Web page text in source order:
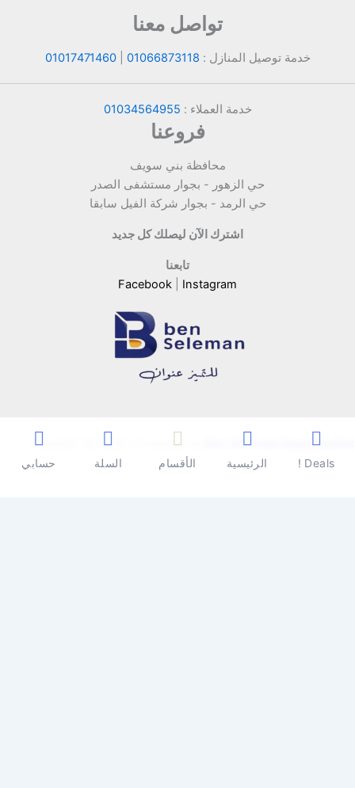
تواصل معنا
خدمة توصيل المنازل : 01066873118
|
01017471460
خدمة العملاء : 01034564955
فروعنا
محافظة بني سويف
حي الزهور - بجوار مستشفى الصدر
حي الرمد - بجوار شركة الفيل سابقا
اشترك الآن ليصلك كل جديد
تابعنا
Facebook
Instagram
Copyright © 2026 | Powered by Ben Seleman Hypermarket
Deals ! الرئيسية الأقسام السلة حسابي